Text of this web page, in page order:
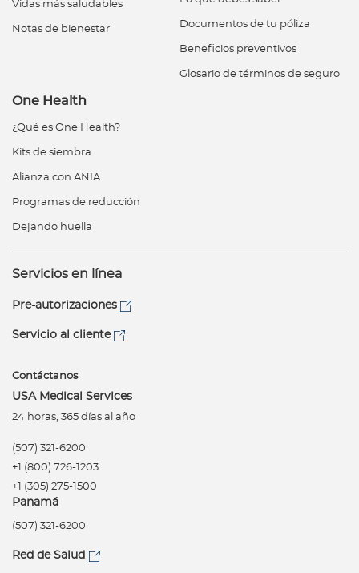
Vidas más saludables
Notas de bienestar Documentos de tu póliza
Beneficios preventivos
Glosario de términos de seguro
One Health
¿Qué es One Health?
Kits de siembra
Alianza con ANIA
Programas de reducción
Dejando huella
Servicios en línea
Pre-autorizaciones
Servicio al cliente
Contáctanos
USA Medical Services
24 horas, 365 días al año
(507) 321-6200
+1 (800) 726-1203
+1 (305) 275-1500
Panamá
(507) 321-6200
Red de Salud